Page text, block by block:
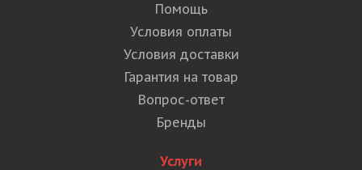
Помощь
Условия оплаты
Условия доставки
Гарантия на товар
Вопрос-ответ
Бренды
Услуги